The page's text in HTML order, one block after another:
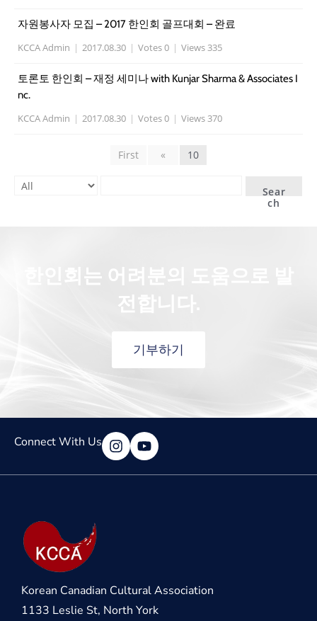
자원봉사자 모집 – 2017 한인회 골프대회 – 완료
KCCA Admin | 2017.08.30 | Votes 0 | Views 335
토론토 한인회 – 재정 세미나 with Kunjar Sharma & Associates I
nc.
KCCA Admin | 2017.08.30 | Votes 0 | Views 370
First « 10
Sear
ch
한인회는 어려분의 도움으로 발
기부하기
Connect With Us
Korean Canadian Cultural Association
1133 Leslie St, North York